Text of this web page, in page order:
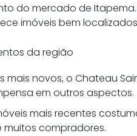
do mercado de
imóveis bem
da região
novos, o Chateau
em outros aspectos.
mais recentes
compradores.